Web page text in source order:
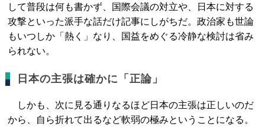
して普段は何も書かず、国際会議の対立や、日本に対する
攻撃といった派手な話だけ記事にしがちだ。政治家も世論
もいつしか「熱く」なり、国益をめぐる冷静な検討は省み
られない。
日本の主張は確かに「正論」
しかも、次に見る通りなるほど日本の主張は正しいのだ
から、自ら折れて出るなど軟弱の極みということになる。